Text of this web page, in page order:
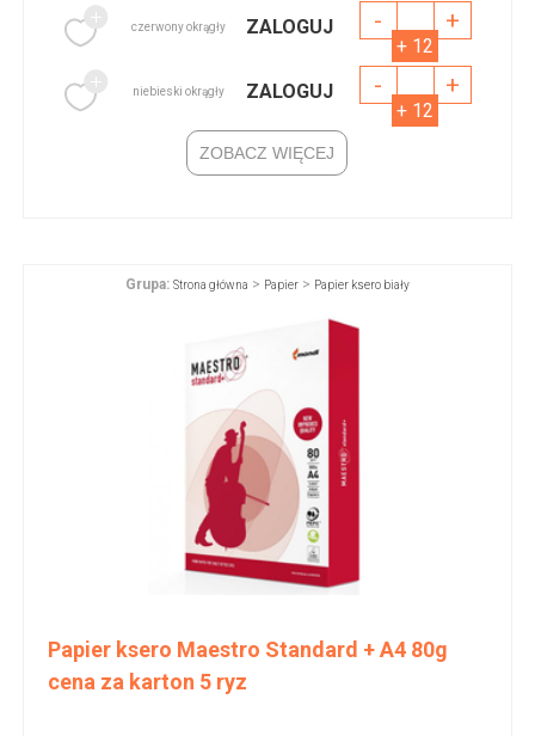
czerwony okrągły ZALOGUJ - +
+ 12
niebieski okrągły ZALOGUJ - +
+ 12
ZOBACZ WIĘCEJ
Grupa: Strona główna > Papier > Papier ksero biały
Papier ksero Maestro Standard + A4 80g
cena za karton 5 ryz